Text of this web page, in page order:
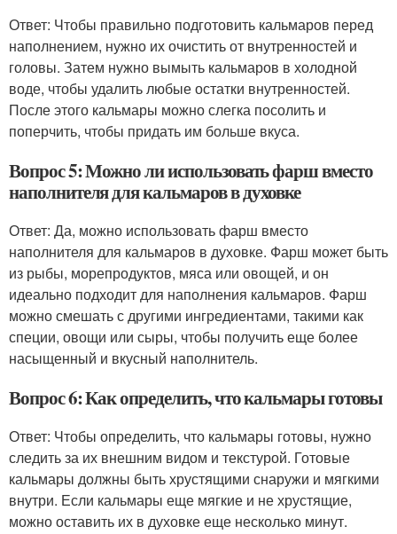
Ответ: Чтобы правильно подготовить кальмаров перед
наполнением, нужно их очистить от внутренностей и
головы. Затем нужно вымыть кальмаров в холодной
воде, чтобы удалить любые остатки внутренностей.
После этого кальмары можно слегка посолить и
поперчить, чтобы придать им больше вкуса.
Вопрос 5: Можно ли использовать фарш вместо
наполнителя для кальмаров в духовке
Ответ: Да, можно использовать фарш вместо
наполнителя для кальмаров в духовке. Фарш может быть
из рыбы, морепродуктов, мяса или овощей, и он
идеально подходит для наполнения кальмаров. Фарш
можно смешать с другими ингредиентами, такими как
специи, овощи или сыры, чтобы получить еще более
насыщенный и вкусный наполнитель.
Вопрос 6: Как определить, что кальмары готовы
Ответ: Чтобы определить, что кальмары готовы, нужно
следить за их внешним видом и текстурой. Готовые
кальмары должны быть хрустящими снаружи и мягкими
внутри. Если кальмары еще мягкие и не хрустящие,
можно оставить их в духовке еще несколько минут.